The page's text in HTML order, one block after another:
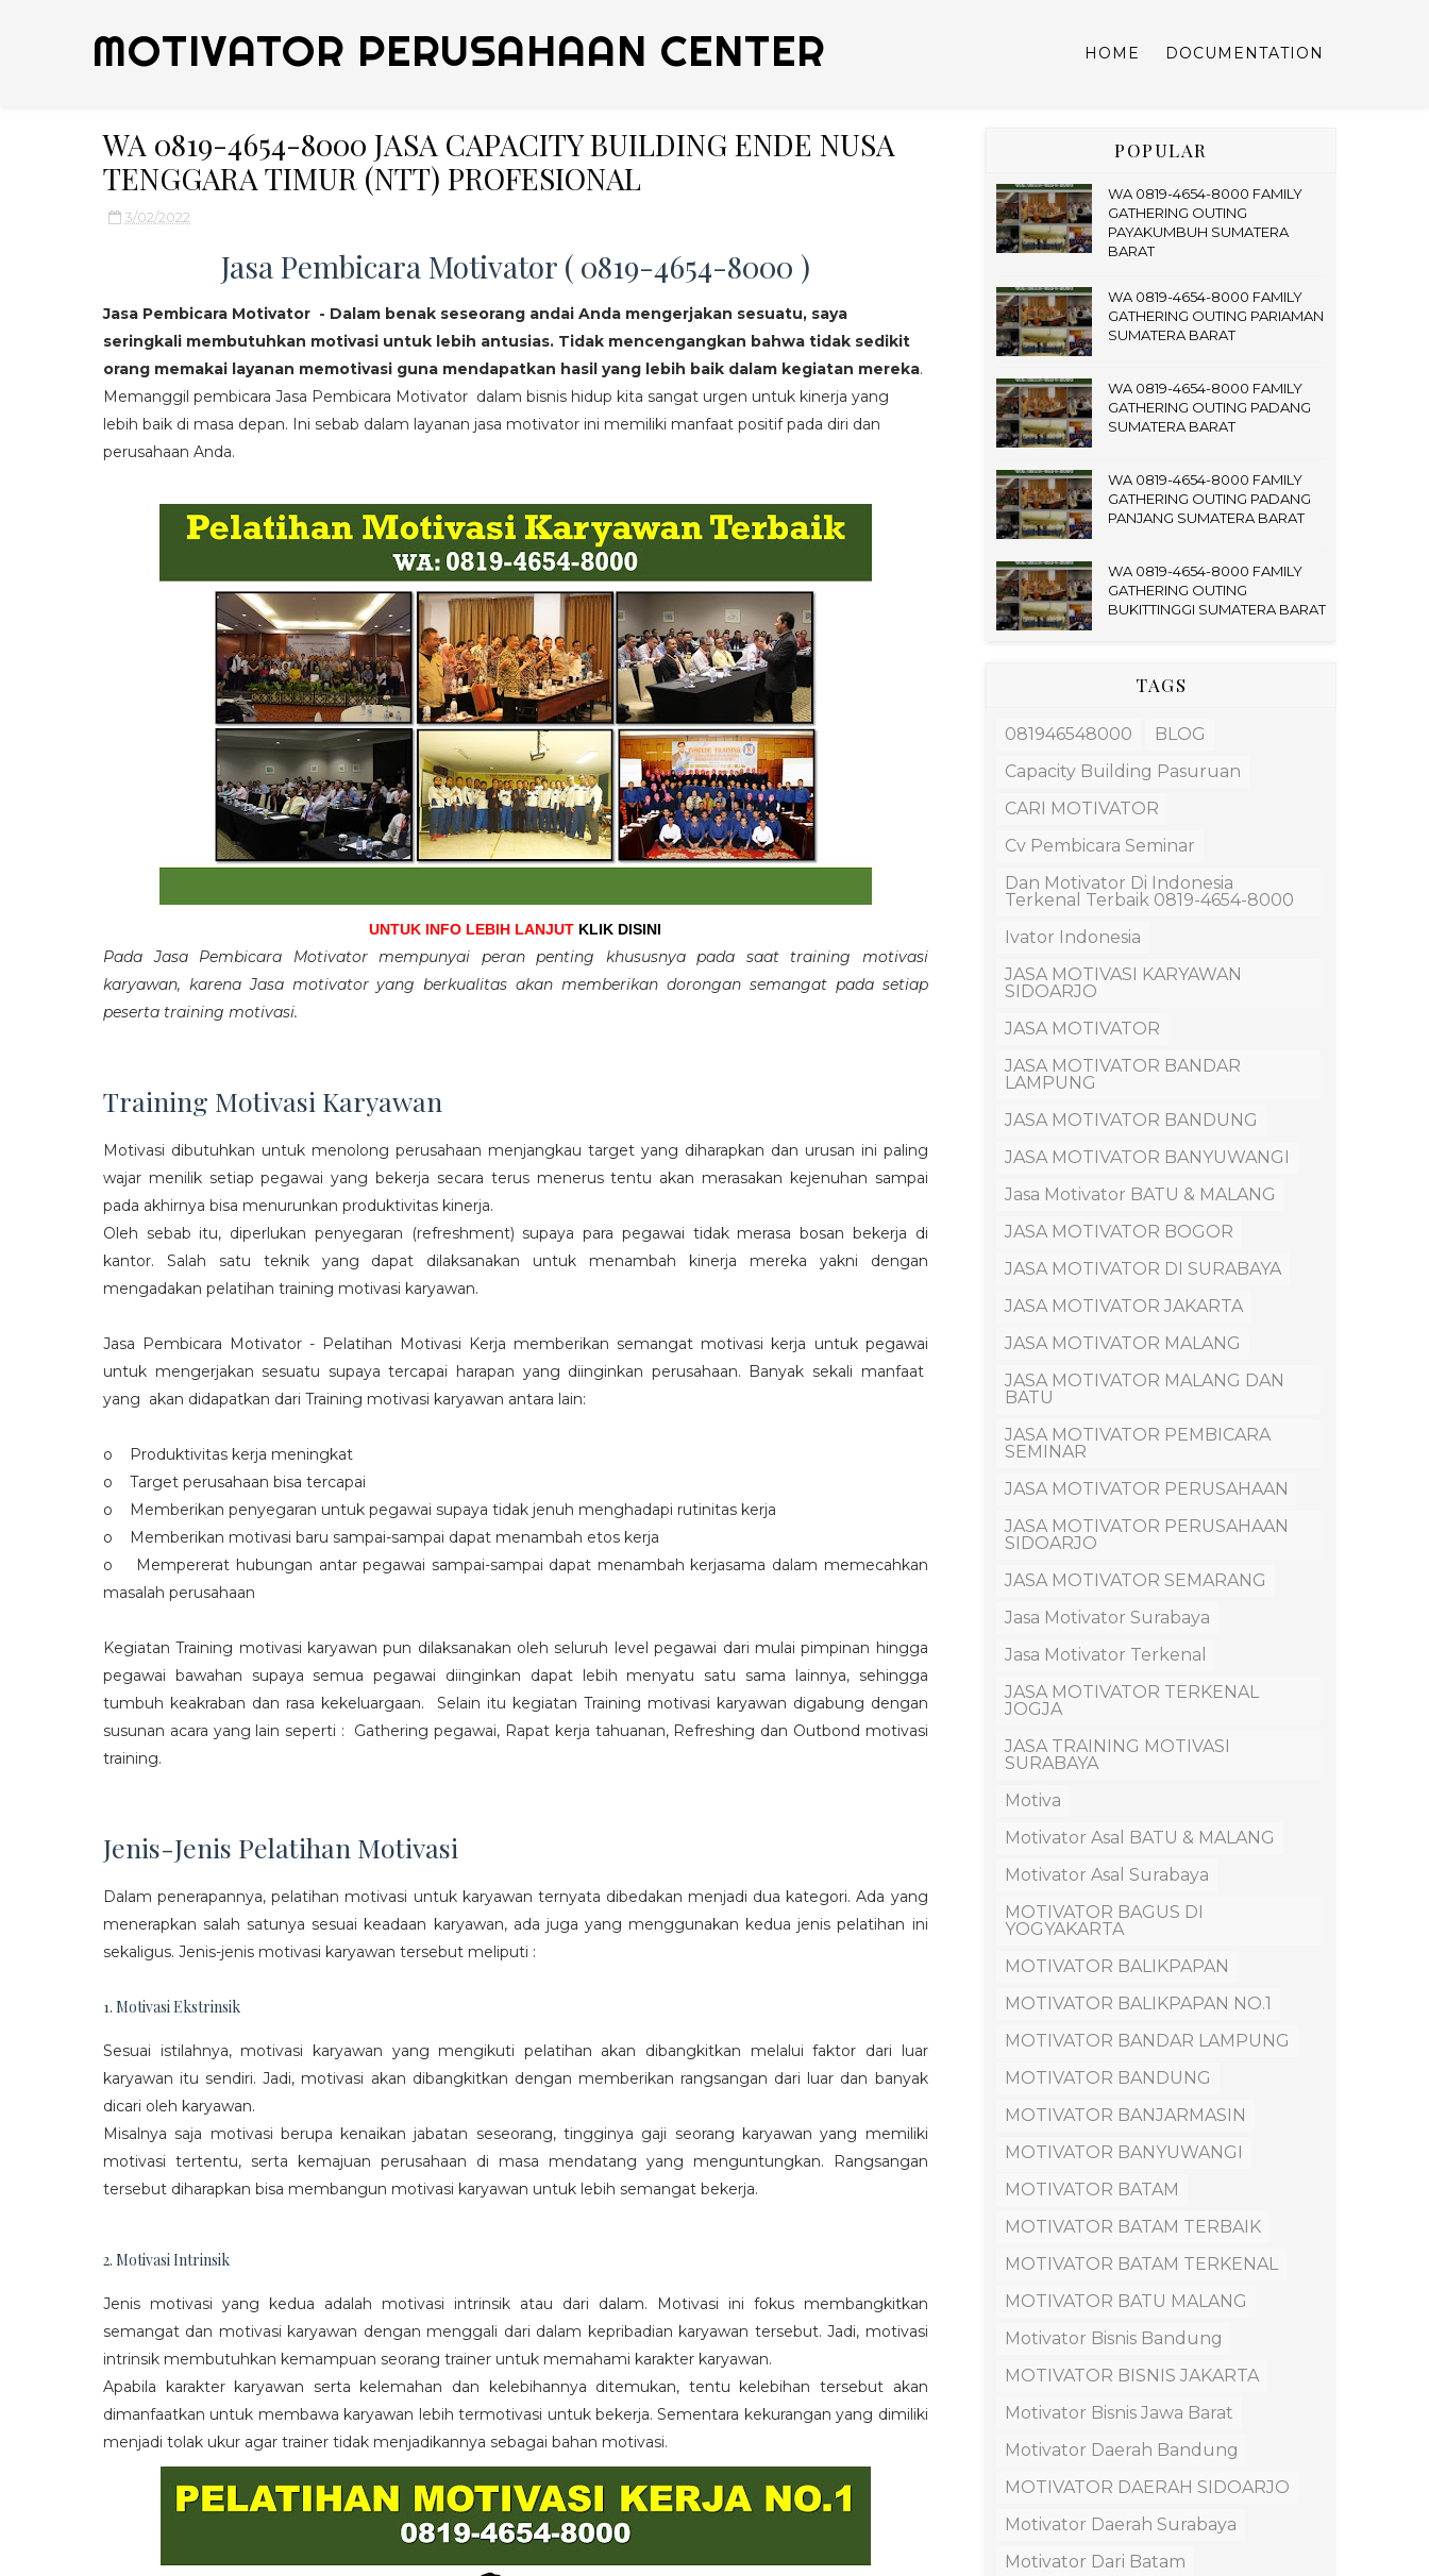
MOTIVATOR PERUSAHAAN CENTER HOME DOCUMENTATION
WA 0819-4654-8000 JASA CAPACITY BUILDING ENDE NUSA
TENGGARA TIMUR (NTT) PROFESIONAL
3/02/2022
Jasa Pembicara Motivator ( 0819-4654-8000 )
Jasa Pembicara Motivator - Dalam benak seseorang andai Anda mengerjakan sesuatu, saya
seringkali membutuhkan motivasi untuk lebih antusias. Tidak mencengangkan bahwa tidak sedikit
orang memakai layanan memotivasi guna mendapatkan hasil yang lebih baik dalam kegiatan mereka.
Memanggil pembicara Jasa Pembicara Motivator dalam bisnis hidup kita sangat urgen untuk kinerja yang
lebih baik di masa depan. Ini sebab dalam layanan jasa motivator ini memiliki manfaat positif pada diri dan
perusahaan Anda.
UNTUK INFO LEBIH LANJUT KLIK DISINI
Pada Jasa Pembicara Motivator mempunyai peran penting khususnya pada saat training motivasi
karyawan, karena Jasa motivator yang berkualitas akan memberikan dorongan semangat pada setiap
peserta training motivasi.
Training Motivasi Karyawan
Motivasi dibutuhkan untuk menolong perusahaan menjangkau target yang diharapkan dan urusan ini paling
wajar menilik setiap pegawai yang bekerja secara terus menerus tentu akan merasakan kejenuhan sampai
pada akhirnya bisa menurunkan produktivitas kinerja.
Oleh sebab itu, diperlukan penyegaran (refreshment) supaya para pegawai tidak merasa bosan bekerja di
kantor. Salah satu teknik yang dapat dilaksanakan untuk menambah kinerja mereka yakni dengan
mengadakan pelatihan training motivasi karyawan.
Jasa Pembicara Motivator - Pelatihan Motivasi Kerja memberikan semangat motivasi kerja untuk pegawai
untuk mengerjakan sesuatu supaya tercapai harapan yang diinginkan perusahaan. Banyak sekali manfaat
yang akan didapatkan dari Training motivasi karyawan antara lain:
o Produktivitas kerja meningkat
o Target perusahaan bisa tercapai
o Memberikan penyegaran untuk pegawai supaya tidak jenuh menghadapi rutinitas kerja
o Memberikan motivasi baru sampai-sampai dapat menambah etos kerja
o Mempererat hubungan antar pegawai sampai-sampai dapat menambah kerjasama dalam memecahkan
masalah perusahaan
Kegiatan Training motivasi karyawan pun dilaksanakan oleh seluruh level pegawai dari mulai pimpinan hingga
pegawai bawahan supaya semua pegawai diinginkan dapat lebih menyatu satu sama lainnya, sehingga
tumbuh keakraban dan rasa kekeluargaan. Selain itu kegiatan Training motivasi karyawan digabung dengan
susunan acara yang lain seperti : Gathering pegawai, Rapat kerja tahuanan, Refreshing dan Outbond motivasi
training.
Jenis-Jenis Pelatihan Motivasi
Dalam penerapannya, pelatihan motivasi untuk karyawan ternyata dibedakan menjadi dua kategori. Ada yang
menerapkan salah satunya sesuai keadaan karyawan, ada juga yang menggunakan kedua jenis pelatihan ini
sekaligus. Jenis-jenis motivasi karyawan tersebut meliputi :
1. Motivasi Ekstrinsik
Sesuai istilahnya, motivasi karyawan yang mengikuti pelatihan akan dibangkitkan melalui faktor dari luar
karyawan itu sendiri. Jadi, motivasi akan dibangkitkan dengan memberikan rangsangan dari luar dan banyak
dicari oleh karyawan.
Misalnya saja motivasi berupa kenaikan jabatan seseorang, tingginya gaji seorang karyawan yang memiliki
motivasi tertentu, serta kemajuan perusahaan di masa mendatang yang menguntungkan. Rangsangan
tersebut diharapkan bisa membangun motivasi karyawan untuk lebih semangat bekerja.
2. Motivasi Intrinsik
Jenis motivasi yang kedua adalah motivasi intrinsik atau dari dalam. Motivasi ini fokus membangkitkan
semangat dan motivasi karyawan dengan menggali dari dalam kepribadian karyawan tersebut. Jadi, motivasi
intrinsik membutuhkan kemampuan seorang trainer untuk memahami karakter karyawan.
Apabila karakter karyawan serta kelemahan dan kelebihannya ditemukan, tentu kelebihan tersebut akan
dimanfaatkan untuk membawa karyawan lebih termotivasi untuk bekerja. Sementara kekurangan yang dimiliki
menjadi tolak ukur agar trainer tidak menjadikannya sebagai bahan motivasi.
POPULAR
WA 0819-4654-8000 FAMILY
GATHERING OUTING
PAYAKUMBUH SUMATERA
BARAT
WA 0819-4654-8000 FAMILY
GATHERING OUTING PARIAMAN
SUMATERA BARAT
WA 0819-4654-8000 FAMILY
GATHERING OUTING PADANG
SUMATERA BARAT
WA 0819-4654-8000 FAMILY
GATHERING OUTING PADANG
PANJANG SUMATERA BARAT
WA 0819-4654-8000 FAMILY
GATHERING OUTING
BUKITTINGGI SUMATERA BARAT
TAGS
081946548000
BLOG
Capacity Building Pasuruan
CARI MOTIVATOR
Cv Pembicara Seminar
Dan Motivator Di Indonesia
Terkenal Terbaik 0819-4654-8000
Ivator Indonesia
JASA MOTIVASI KARYAWAN
SIDOARJO
JASA MOTIVATOR
JASA MOTIVATOR BANDAR
LAMPUNG
JASA MOTIVATOR BANDUNG
JASA MOTIVATOR BANYUWANGI
Jasa Motivator BATU & MALANG
JASA MOTIVATOR BOGOR
JASA MOTIVATOR DI SURABAYA
JASA MOTIVATOR JAKARTA
JASA MOTIVATOR MALANG
JASA MOTIVATOR MALANG DAN
BATU
JASA MOTIVATOR PEMBICARA
SEMINAR
JASA MOTIVATOR PERUSAHAAN
JASA MOTIVATOR PERUSAHAAN
SIDOARJO
JASA MOTIVATOR SEMARANG
Jasa Motivator Surabaya
Jasa Motivator Terkenal
JASA MOTIVATOR TERKENAL
JOGJA
JASA TRAINING MOTIVASI
SURABAYA
Motiva
Motivator Asal BATU & MALANG
Motivator Asal Surabaya
MOTIVATOR BAGUS DI
YOGYAKARTA
MOTIVATOR BALIKPAPAN
MOTIVATOR BALIKPAPAN NO.1
MOTIVATOR BANDAR LAMPUNG
MOTIVATOR BANDUNG
MOTIVATOR BANJARMASIN
MOTIVATOR BANYUWANGI
MOTIVATOR BATAM
MOTIVATOR BATAM TERBAIK
MOTIVATOR BATAM TERKENAL
MOTIVATOR BATU MALANG
Motivator Bisnis Bandung
MOTIVATOR BISNIS JAKARTA
Motivator Bisnis Jawa Barat
Motivator Daerah Bandung
MOTIVATOR DAERAH SIDOARJO
Motivator Daerah Surabaya
Motivator Dari Batam